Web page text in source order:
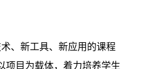
、新工具、新应用的课程
项目为载体，着力培养学生